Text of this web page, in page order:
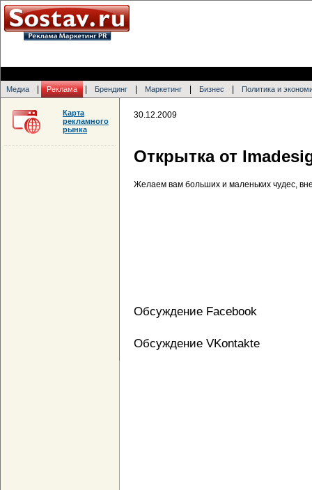
Медиа Реклама Брендинг Маркетинг Бизнес Политика и
30.12.2009
Открытка от
Желаем вам больших и маленьких чудес,
Обсуждение Facebook
Обсуждение VKontakte
Карта
рекламного
рынка